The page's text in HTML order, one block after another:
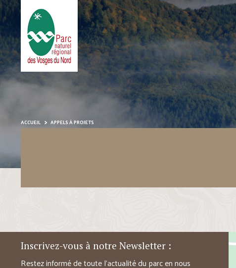
ACCUEIL APPELS À PROJETS
Inscrivez-vous à notre Newsletter :
Restez informé de toute l’actualité du parc en nous